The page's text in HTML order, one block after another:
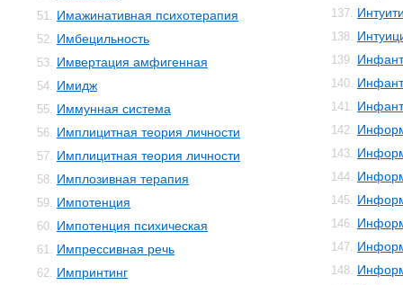
51. Имажинативная психотерапия
52. Имбецильность
53. Имвертация амфигенная
54. Имидж
55. Иммунная система
56. Имплицитная теория личности
57. Имплицитная теория личности
58. Имплозивная терапия
59. Импотенция
60. Импотенция психическая
61. Импрессивная речь
62. Импринтинг
137.
138.
139.
140.
141.
142.
143.
144.
145.
146.
147.
148.